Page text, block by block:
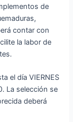
de
contar con
la labor de
el día VIERNES
La selección se
deberá